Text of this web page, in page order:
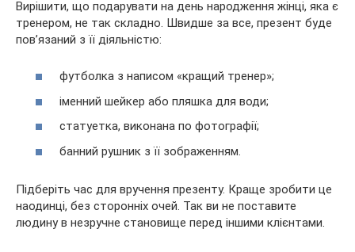
Вирішити, що подарувати на день народження жінці, яка є
тренером, не так складно. Швидше за все, презент буде
пов’язаний з її діяльністю:
футболка з написом «кращий тренер»;
іменний шейкер або пляшка для води;
статуетка, виконана по фотографії;
банний рушник з її зображенням.
Підберіть час для вручення презенту. Краще зробити це
наодинці, без сторонніх очей. Так ви не поставите
людину в незручне становище перед іншими клієнтами.